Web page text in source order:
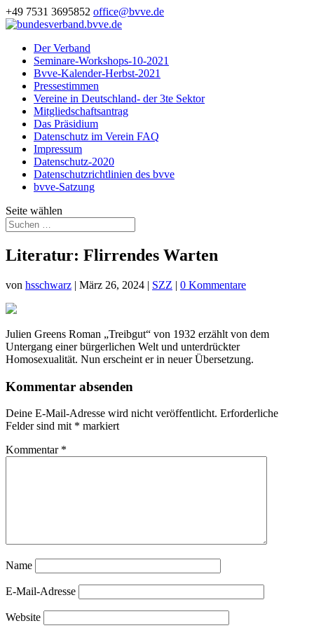
+49 7531 3695852 office@bvve.de
Der Verband
Seminare-Workshops-10-2021
Bvve-Kalender-Herbst-2021
Pressestimmen
Vereine in Deutschland- der 3te Sektor
Mitgliedschaftsantrag
Das Präsidium
Datenschutz im Verein FAQ
Impressum
Datenschutz-2020
Datenschutzrichtlinien des bvve
bvve-Satzung
Seite wählen
Literatur: Flirrendes Warten
von hsschwarz | März 26, 2024 | SZZ | 0 Kommentare
Julien Greens Roman „Treibgut“ von 1932 erzählt von dem
Untergang einer bürgerlichen Welt und unterdrückter
Homosexualität. Nun erscheint er in neuer Übersetzung.
Kommentar absenden
Deine E-Mail-Adresse wird nicht veröffentlicht. Erforderliche
Felder sind mit * markiert
Kommentar *
Name
E-Mail-Adresse
Website